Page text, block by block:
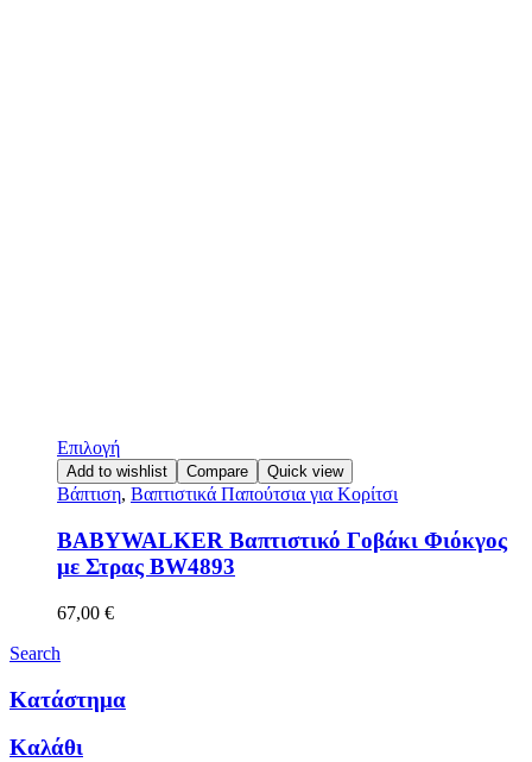
Επιλογή
Add to wishlist Compare Quick view
Βάπτιση, Βαπτιστικά Παπούτσια για Κορίτσι
BABYWALKER Βαπτιστικό Γοβάκι Φιόκγος
με Στρας BW4893
67,00 €
Search
Κατάστημα
Καλάθι